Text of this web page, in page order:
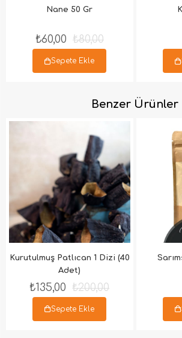
Nane 50 Gr
₺60,00 ₺80,00
Sepete Ekle
Benzer Ürünler
Kurutulmuş Patlıcan 1 Dizi (40
Adet)
₺135,00 ₺200,00
Sepete Ekle